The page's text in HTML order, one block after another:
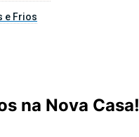
e Frios
na Nova Casa!